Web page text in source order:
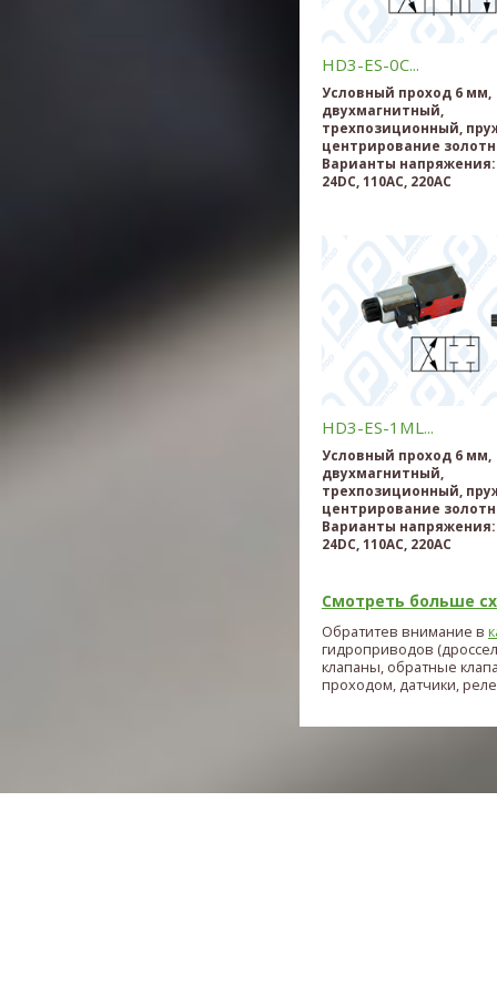
HD3-ES-0C...
Условный проход 6 мм,
двухмагнитный,
трехпозиционный,
центрирование
Варианты напряжения:
24DC, 110AC, 220AC
HD3-ES-1ML...
Условный проход 6 мм,
двухмагнитный,
трехпозиционный,
центрирование
Варианты напряжения:
24DC, 110AC, 220AC
Смотреть больше
Обратитев внимание в
гидроприводов
клапаны, обратные
проходом, датчики, реле